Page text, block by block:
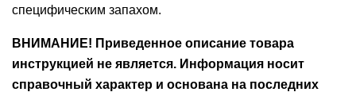
специфическим запахом.
ВНИМАНИЕ! Приведенное описание товара
инструкцией не является. Информация носит
справочный характер и основана на последних